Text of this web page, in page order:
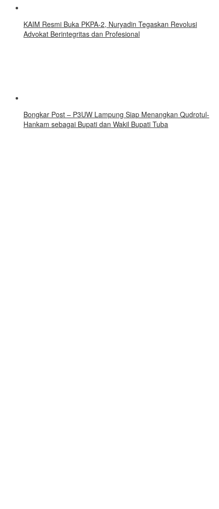
KAIM Resmi Buka PKPA-2, Nuryadin Tegaskan Revolusi
Advokat Berintegritas dan Profesional
Bongkar Post – P3UW Lampung Siap Menangkan Qudrotul-
Hankam sebagai Bupati dan Wakil Bupati Tuba